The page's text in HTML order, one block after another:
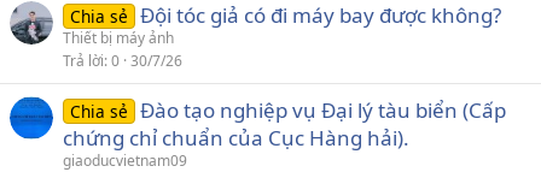
Chia sẻ Đội tóc giả có đi máy bay được không?
Thiết bị máy ảnh
Trả lời 0 30/7/26
Chia sẻ Đào tạo nghiệp vụ Đại lý tàu biển (Cấp
chứng chỉ chuẩn của Cục Hàng hải).
giaoducvietnam09